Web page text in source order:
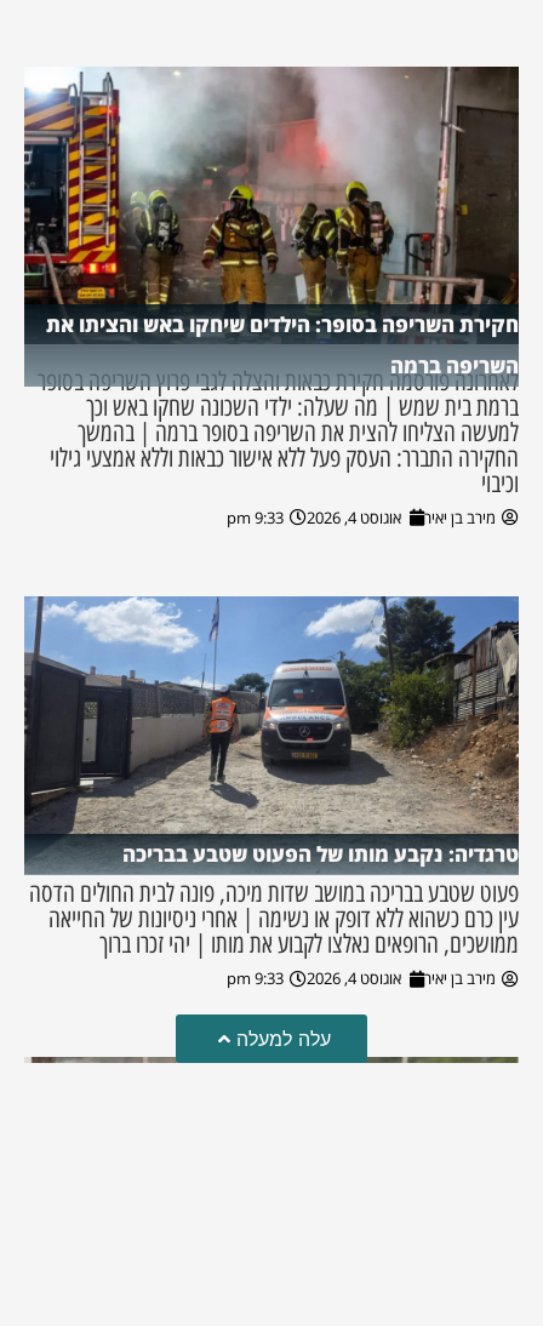
חקירת השריפה בסופר: הילדים שיחקו באש והציתו את
השריפה ברמה
לאחרונה פורסמה חקירת כבאות והצלה לגבי פרוץ השריפה בסופר
ברמת בית שמש | מה שעלה: ילדי השכונה שחקו באש וכך
למעשה הצליחו להצית את השריפה בסופר ברמה | בהמשך
החקירה התברר: העסק פעל ללא אישור כבאות וללא אמצעי גילוי
וכיבוי
מירב בן יאיר אוגוסט 4, 2026 9:33 pm
טרגדיה: נקבע מותו של הפעוט שטבע בבריכה
פעוט שטבע בבריכה במושב שדות מיכה, פונה לבית החולים הדסה
עין כרם כשהוא ללא דופק או נשימה | אחרי ניסיונות של החייאה
ממושכים, הרופאים נאלצו לקבוע את מותו | יהי זכרו ברוך
מירב בן יאיר אוגוסט 4, 2026 9:33 pm
עלה למעלה